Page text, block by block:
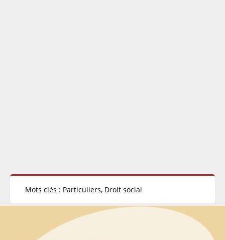
Mots clés : Particuliers, Droit social